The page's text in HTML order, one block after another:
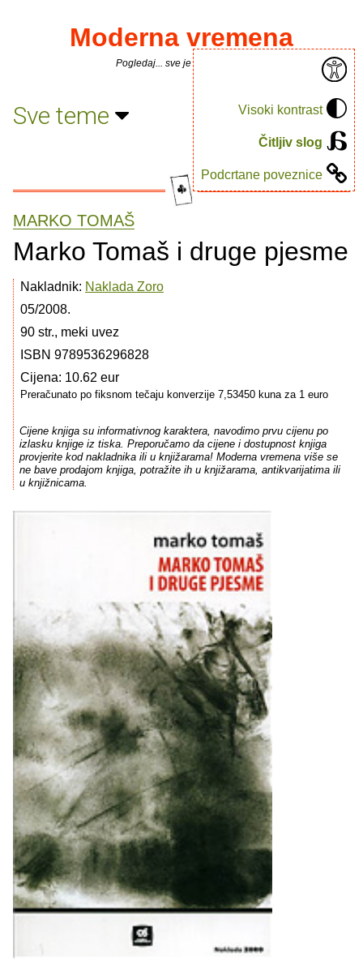
Visoki kontrast
Čitljiv slog
Podcrtane poveznice
Moderna vremena
Pogledaj... sve je puno knjiga.
Sve teme
MARKO TOMAŠ
Marko Tomaš i druge pjesme
Nakladnik: Naklada Zoro
05/2008.
90 str., meki uvez
ISBN 9789536296828
Cijena: 10.62 eur
Preračunato po fiksnom tečaju konverzije 7,53450 kuna za 1 euro
Cijene knjiga su informativnog karaktera, navodimo prvu cijenu po
izlasku knjige iz tiska. Preporučamo da cijene i dostupnost knjiga
provjerite kod nakladnika ili u knjižarama! Moderna vremena više se
ne bave prodajom knjiga, potražite ih u knjižarama, antikvarijatima ili
u knjižnicama.